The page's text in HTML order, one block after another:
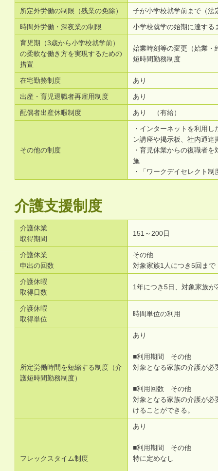
所定外労働の制限（残業の免除） 子が小学校就学前まで（法
時間外労働・深夜業の制限 小学校就学の始期に達する
育児期（3歳から小学校就学前）
の柔軟な働き方を実現するための
措置
始業時刻等の変更（始業・
短時間勤務制度
在宅勤務制度 あり
出産・育児退職者再雇用制度 あり
配偶者出産休暇制度 あり （有給）
その他の制度
・インターネットを利用
ン講座や掲示板、社内通達
・育児休業からの復職者
施
・「ワークデイセレクト
介護支援制度
介護休業
取得期間
151～200日
介護休業
申出の回数
その他
対象家族1人につき5回まで
介護休暇
取得日数
1年につき5日、対象家族
介護休暇
取得単位
時間単位の利用
所定労働時間を短縮する制度（介
護短時間勤務制度）
あり
■利用期間 その他
対象となる家族の介護が必
■利用回数 その他
対象となる家族の介護が必
けることができる。
フレックスタイム制度
あり
■利用期間 その他
特に定めなし